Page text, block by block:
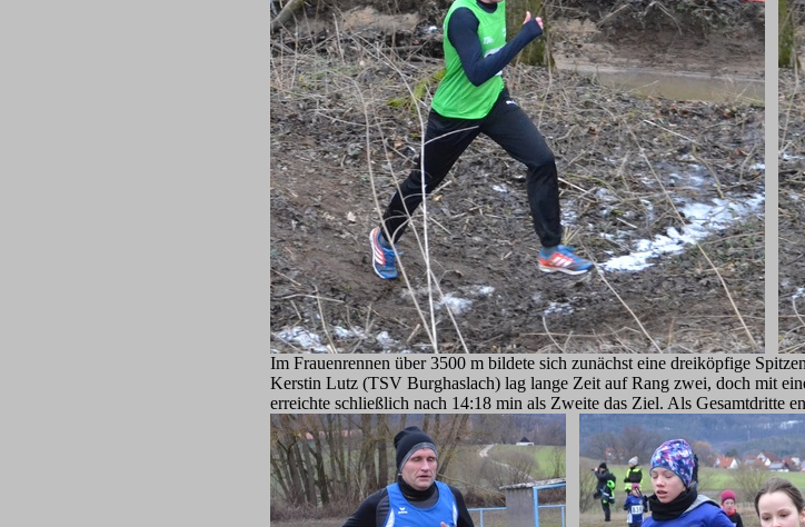
Im Frauenrennen über 3500 m bildete sich zunächst eine dreiköpfige
Kerstin Lutz (TSV Burghaslach) lag lange Zeit auf Rang zwei, doch mit
erreichte schließlich nach 14:18 min als Zweite das Ziel. Als Gesamtdritte